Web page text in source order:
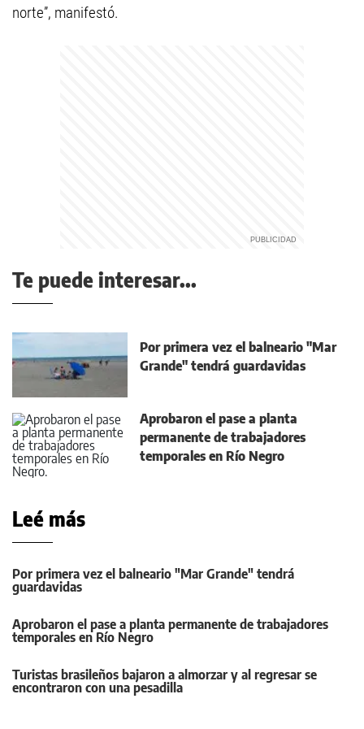
norte”, manifestó.
Te puede interesar...
Por primera vez el balneario "Mar
Grande" tendrá guardavidas
Aprobaron el pase a planta
permanente de trabajadores
temporales en Río Negro
Leé más
Por primera vez el balneario "Mar Grande" tendrá
guardavidas
Aprobaron el pase a planta permanente de trabajadores
temporales en Río Negro
Turistas brasileños bajaron a almorzar y al regresar se
encontraron con una pesadilla